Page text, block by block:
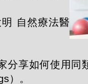
自然療法醫
分享如何使用同
）。